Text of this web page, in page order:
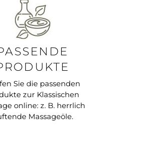
Sie die passenden
zur Klassischen
online: z. B. herrlich
Massageöle.